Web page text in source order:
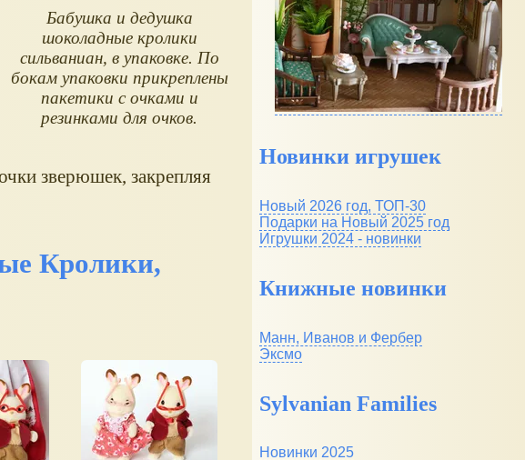
Бабушка и дедушка
шоколадные кролики
сильваниан, в упаковке. По
бокам упаковки прикреплены
пакетики с очками и
резинками для очков.
зверюшек, закрепляя
Кролики,
Новинки игрушек
Новый 2026 год, ТОП-30
Подарки на Новый 2025 год
Игрушки 2024 - новинки
Книжные новинки
Манн, Иванов и Фербер
Эксмо
Sylvanian Families
Новинки 2025